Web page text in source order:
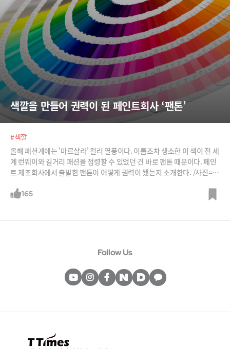
색깔을 만들어 권력이 된 페인트회사 ‘팬톤’
#색깔
올해 패션계에는 '마르살라' 컬러 열풍이다. 이름조차 생소한 이 색이 전 세
계 런웨이와 길거리 패션을 점령할 수 있었던 건 바로 팬톤 때문이다. 페인
트 제조회사에서 출발한 팬톤이 어떻게 권력이 됐는지 소개한다. /사진=팬
샤넬, 맥, CNBC 방송화면 캡처, 블룸버그, 뉴욕 매거진 '더컷' 로고
165
Follow Us